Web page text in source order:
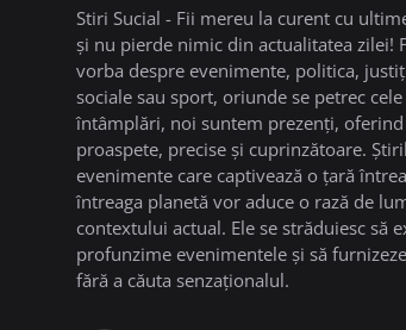
Stiri Sucial - Fii mereu la curent cu
și nu pierde nimic din actualitatea zilei!
vorba despre evenimente, politica,
sociale sau sport, oriunde se petrec
întâmplări, noi suntem prezenți,
proaspete, precise și cuprinzătoare.
evenimente care captivează o țară
întreaga planetă vor aduce o rază de
contextului actual. Ele se străduiesc să
profunzime evenimentele și să
fără a căuta senzaționalul.